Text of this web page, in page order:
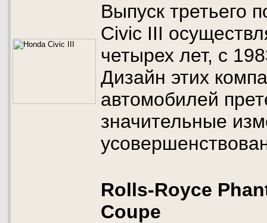
Выпуск третьего
Civic III
четырех лет, с
Дизайн этих
автомобилей
значительные
Rolls-Royce
Coupe